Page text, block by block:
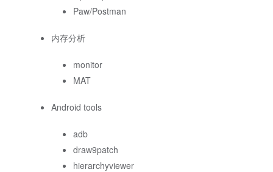
Paw/Postman
内存分析
monitor
MAT
Android tools
adb
draw9patch
hierarchyviewer